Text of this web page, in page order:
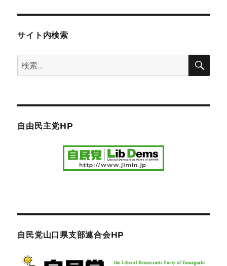
サイト内検索
検
索:
検
自由民主党HP
自民党山口県支部連合会HP